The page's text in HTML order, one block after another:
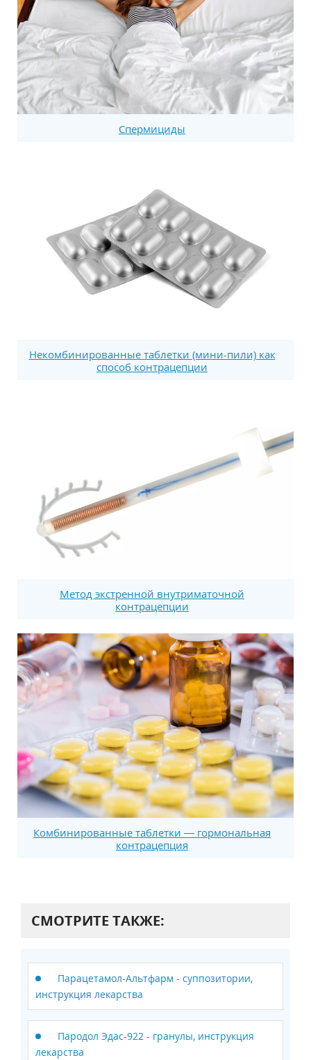
Спермициды
Некомбинированные таблетки (мини-пили) как
способ контрацепции
Метод экстренной внутриматочной
контрацепции
Комбинированные таблетки — гормональная
контрацепция
СМОТРИТЕ ТАКЖЕ:
Парацетамол-Альтфарм - суппозитории,
инструкция лекарства
Пародол Эдас-922 - гранулы, инструкция
лекарства